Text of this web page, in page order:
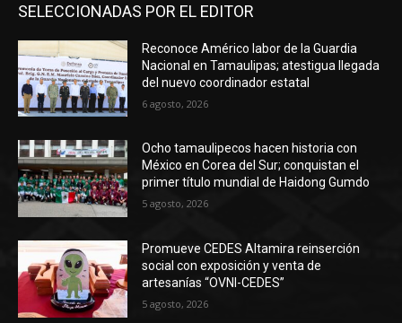
SELECCIONADAS POR EL EDITOR
Reconoce Américo labor de la Guardia
Nacional en Tamaulipas; atestigua llegada
del nuevo coordinador estatal
6 agosto, 2026
Ocho tamaulipecos hacen historia con
México en Corea del Sur; conquistan el
primer título mundial de Haidong Gumdo
5 agosto, 2026
Promueve CEDES Altamira reinserción
social con exposición y venta de
artesanías “OVNI-CEDES”
5 agosto, 2026